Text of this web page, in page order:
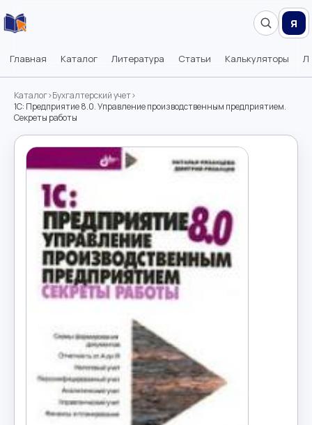
Главная Каталог Литература Статьи Калькуляторы
Я
Каталог›Бухгалтерский учет›
1С: Предприятие 8.0. Управление производственным предприятием.
Секреты работы